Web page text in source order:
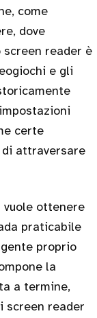
come
dove
reader è
e gli
certe
attraversare
vuole ottenere
praticabile
proprio
la
a termine,
screen reader